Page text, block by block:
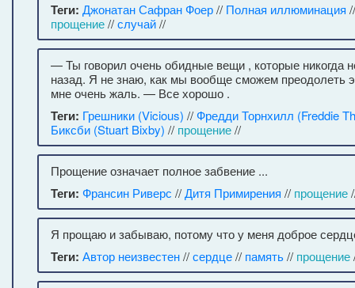
Теги: Джонатан Сафран Фоер// Полная иллюминация
прощение//случай//
— Ты говорил очень обидные вещи , которые никогда
назад. Я не знаю, как мы вообще сможем преодолеть
мне очень жаль. — Все хорошо .
Теги: Грешники (Vicious) //Фредди Торнхилл (Freddie
Биксби (Stuart Bixby) // прощение//
Прощение означает полное забвение ...
Теги: Франсин Риверс //Дитя Примирения // прощение
Я прощаю и забываю, потому что у меня доброе
Теги: Автор неизвестен//сердце// память// прощение